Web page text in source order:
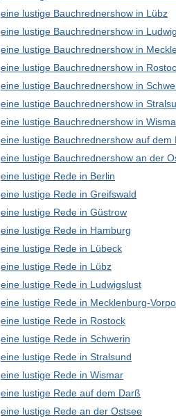
eine lustige Bauchrednershow in Lübz
eine lustige Bauchrednershow in
eine lustige Bauchrednershow in
eine lustige Bauchrednershow in
eine lustige Bauchrednershow in
eine lustige Bauchrednershow in
eine lustige Bauchrednershow in
eine lustige Bauchrednershow auf dem
eine lustige Bauchrednershow an der
eine lustige Rede in Berlin
eine lustige Rede in Greifswald
eine lustige Rede in Güstrow
eine lustige Rede in Hamburg
eine lustige Rede in Lübeck
eine lustige Rede in Lübz
eine lustige Rede in Ludwigslust
eine lustige Rede in Mecklenburg-
eine lustige Rede in Rostock
eine lustige Rede in Schwerin
eine lustige Rede in Stralsund
eine lustige Rede in Wismar
eine lustige Rede auf dem Darß
eine lustige Rede an der Ostsee